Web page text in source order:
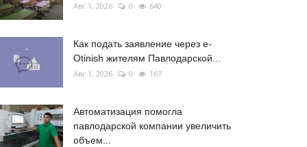
Авг 1, 2026 0 640
Как подать заявление через e-
Otinish жителям Павлодарской...
Авг 1, 2026 0 167
Автоматизация помогла
павлодарской компании увеличить
объем...